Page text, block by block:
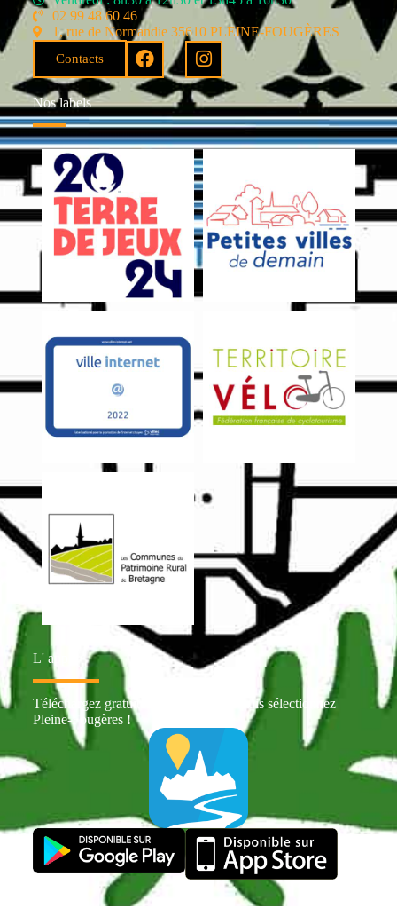
02 99 48 60 46
1, rue de Normandie 35610 PLEINE-FOUGÈRES
Contacts
Nos labels
L' appli
Téléchargez gratuitement Intramuros puis sélectionnez
Pleine-Fougères !